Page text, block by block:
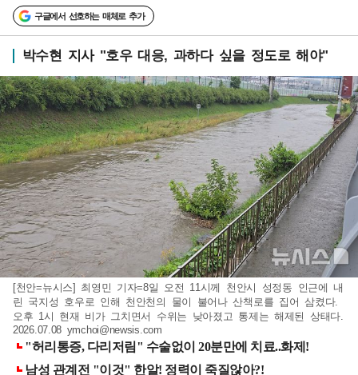
구글에서 선호하는 매체로 추가
박수현 지사 "호우 대응, 과하다 싶을 정도로 해야"
[천안=뉴시스] 최영민 기자=8일 오전 11시께 천안시 성정동 인근에 내
린 국지성 호우로 인해 천안천의 물이 불어나 산책로를 집어 삼켰다.
오후 1시 현재 비가 그치면서 수위는 낮아졌고 통제는 해제된 상태다.
2026.07.08 ymchoi@newsis.com